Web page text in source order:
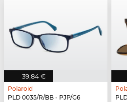
39,84 €
Polaroid
PLD 0035/R/BB - PJP/G6